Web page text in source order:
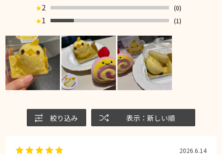
★2
(0)
★1 (1)
絞り込み 表示：新しい順
2026.6.14